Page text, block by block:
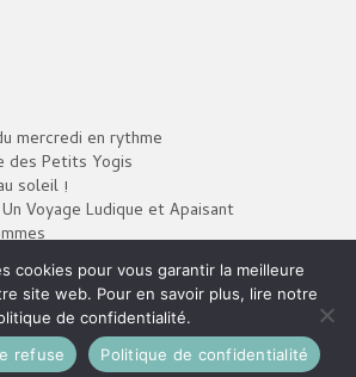
mercredi en rythme
des Petits Yogis
soleil !
Voyage Ludique et Apaisant
vidéos à venir de ANAHATA
by Kadence WP
cookies pour vous garantir la meilleure
site web. Pour en savoir plus, lire notre
de confidentialité.
refuse Politique de confidentialité